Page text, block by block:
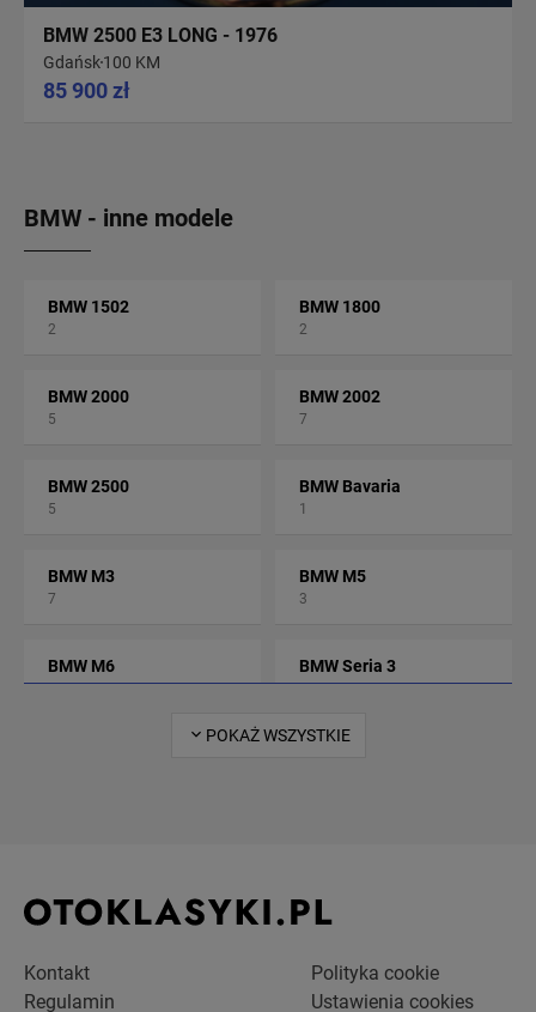
BMW 2500 E3 LONG - 1976
Gdańsk100 KM
85 900 zł
BMW - inne modele
BMW 1502
2
BMW 1800
2
BMW 2000
5
BMW 2002
7
BMW 2500
5
BMW Bavaria
1
BMW M3
7
BMW M5
3
BMW M6
2
BMW Seria 3
82
POKAŻ WSZYSTKIE
Kontakt
Regulamin
Polityka cookie
Ustawienia cookies